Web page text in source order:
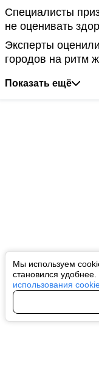
Мы используем
становился
использования
Специалисты
не оценивать
Эксперты
городов на ритм
Показать ещё